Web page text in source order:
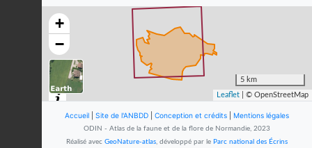
Capreolus capreolus
observations
Dernière observation en
2023
Troglodyte mignon
Troglodytes troglodytes(Linnaeus,
1758)
observations
Fiche espèce
+
−
5 km
Leaflet | © OpenStreetMap
Accueil Site de l'ANBDD Conception et crédits Mentions légales
ODIN - Atlas de la faune et de la flore de Normandie, 2023
Réalisé avec GeoNature-atlas, développé par le Parc national des Écrins